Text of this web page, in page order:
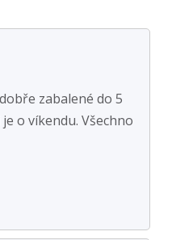
zabalené do 5
o víkendu. Všechno